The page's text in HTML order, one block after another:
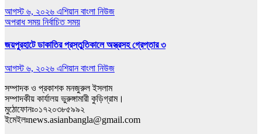
আগস্ট ৬, ২০২৬ এশিয়ান বাংলা নিউজ
অপরাধ সময় নির্বাচিত সময়
জয়পুরহাটে ডাকাতির প্রস্তুতিকালে অস্ত্রসহ গ্রেপ্তার ৩
আগস্ট ৬, ২০২৬ এশিয়ান বাংলা নিউজ
সম্পাদক ও প্রকাশক মনজুরুল ইসলাম
সম্পাদকীয় কার্যালয় ভুরুঙ্গামারী কুড়িগ্রাম।
মুঠোফোনঃ০১৭২০৩৮৫৯৯২
ইমেইলঃnews.asianbangla@gmail.com